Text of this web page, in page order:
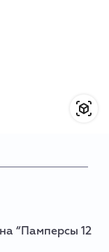
“Памперсы 12